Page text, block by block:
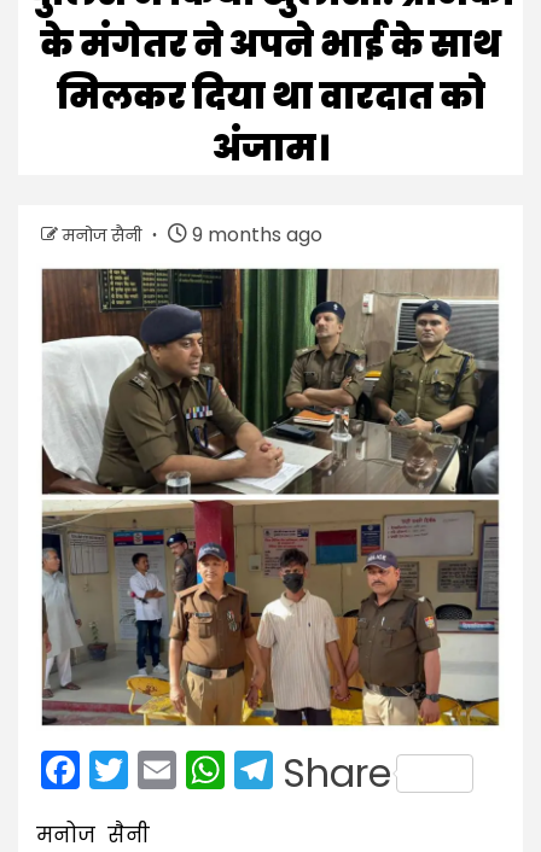
के मंगेतर ने अपने भाई के साथ
मिलकर दिया था वारदात को
अंजाम।
मनोज सैनी 9 months ago
Facebook
Twitter
EmailWhatsApp
Telegram
Share
मनोज सैनी